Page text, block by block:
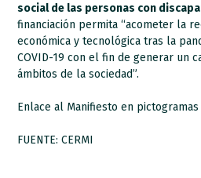
social de las personas con
financiación permita “acometer la
económica y tecnológica tras la
COVID-19 con el fin de generar un
ámbitos de la sociedad”.
Enlace al Manifiesto en pictogramas
FUENTE: CERMI